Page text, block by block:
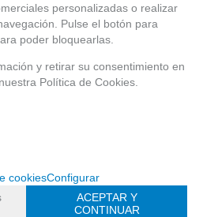
/ Stonet ST3116GS
de Rack)
un conmutador de red Gigabit
con **16 puertos RJ45
de 10/100/1000 Mbps**, este
la simplicidad de la tecnología
personalizadas o realizar
Pulse el botón para
poder bloquearlas.
y retirar su consentimiento en
Política de Cookies.
cookiesConfigurar
ACEPTAR Y
CONTINUAR